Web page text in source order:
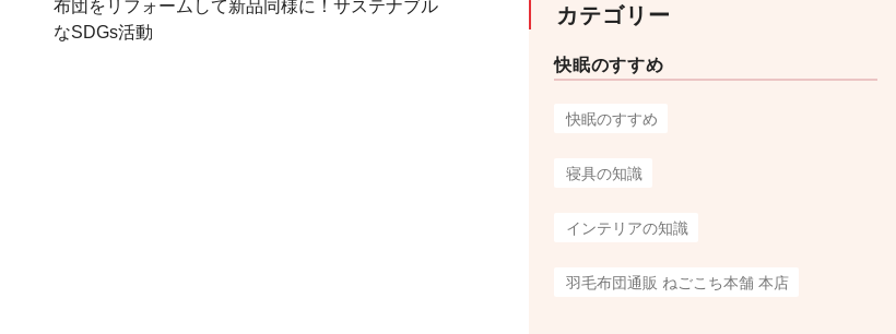
カテゴリー
快眠のすすめ
快眠のすすめ
寝具の知識
インテリアの知識
羽毛布団通販 ねごこち本舗 本店
布団をリフォームして新品同様に！サステナブル
なSDGs活動